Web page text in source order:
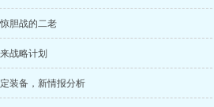
胆战的二老
战略计划
装备，新情报分析